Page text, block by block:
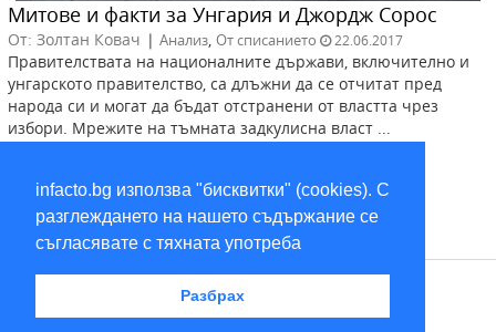
infacto.bg използва "бисквитки" (cookies). С
разглеждането на нашето съдържание се
съгласявате с тяхната употреба
Разбрах
Митове и факти за Унгария и Джордж Сорос
От: Золтан Ковач | Анализ, От списанието 22.06.2017
Правителствата на националните държави, включително и
унгарското правителство, са длъжни да се отчитат пред
народа си и могат да бъдат отстранени от властта чрез
избори. Мрежите на тъмната задкулисна власт ...
RSS